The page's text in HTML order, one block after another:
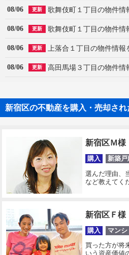
08/06 更新 歌舞伎町１丁目の物件情
08/06 更新 歌舞伎町１丁目の物件情
08/06 更新 上落合１丁目の物件情報
08/06 更新 高田馬場３丁目の物件情
新宿区の不動産を購入・売却され
新宿区Ｍ様
購入 新築戸
選んだ理由、
など教えてく
新宿区Ｆ様
購入 マンシ
買った方が将